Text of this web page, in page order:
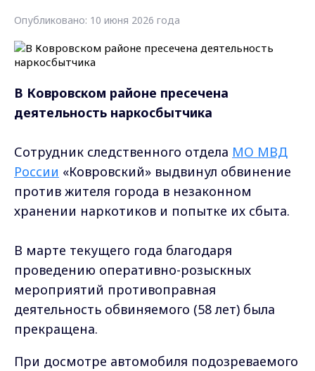
Опубликовано: 10 июня 2026 года
В Ковровском районе пресечена
деятельность наркосбытчика
Сотрудник следственного отдела МО МВД
России «Ковровский» выдвинул обвинение
против жителя города в незаконном
хранении наркотиков и попытке их сбыта.
В марте текущего года благодаря
проведению оперативно-розыскных
мероприятий противоправная
деятельность обвиняемого (58 лет) была
прекращена.
При досмотре автомобиля подозреваемого